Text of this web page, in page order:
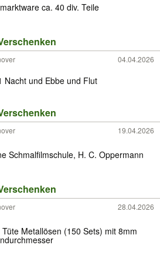
ca. 40 div. Teile
04.04.2026
Nacht und Ebbe und Flut
19.04.2026
Schmalfilmschule, H. C. Oppermann
28.04.2026
Tüte Metallösen (150 Sets) mit 8mm